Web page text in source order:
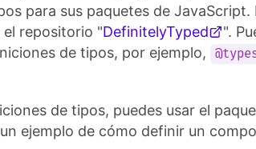
para sus paquetes de
el repositorio "DefinitelyTyped ".
de tipos, por ejemplo,
de tipos, puedes usar el
ejemplo de cómo definir un